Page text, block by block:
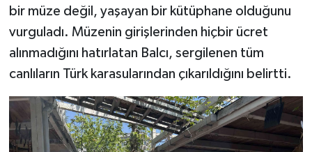
bir müze değil, yaşayan bir kütüphane olduğunu
vurguladı. Müzenin girişlerinden hiçbir ücret
alınmadığını hatırlatan Balcı, sergilenen tüm
canlıların Türk karasularından çıkarıldığını belirtti.